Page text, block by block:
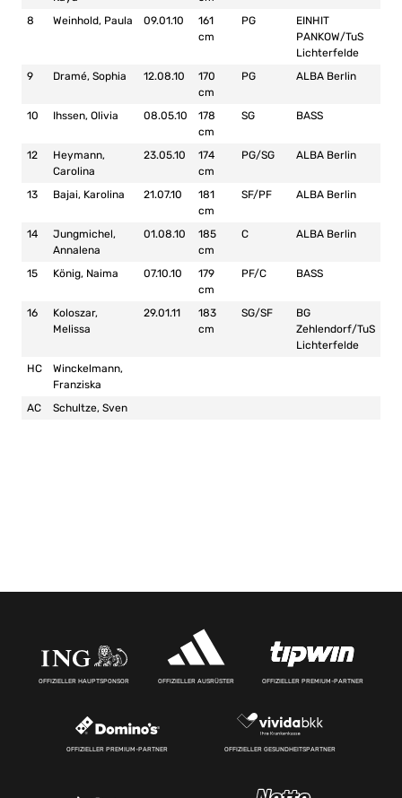
8 Weinhold, Paula 09.01.10
161
cm
PG
EINHIT
PANKOW/TuS
Lichterfelde
9
Dramé, Sophia 12.08.10
170
cm
PG ALBA Berlin
10 Ihssen, Olivia 08.05.10
178
cm
SG BASS
12
Heymann,
Carolina
23.05.10
174
cm
PG/SG ALBA Berlin
13 Bajai, Karolina 21.07.10
181
cm
SF/PF ALBA Berlin
14
Jungmichel,
Annalena
01.08.10
185
cm
C ALBA Berlin
15 König, Naima 07.10.10
179
cm
PF/C BASS
16
Koloszar,
Melissa
29.01.11
183
cm
SG/SF
BG
Zehlendorf/TuS
Lichterfelde
HC
Winckelmann,
Franziska
AC
Schultze, Sven
OFFIZIELLER HAUPTSPONSOR OFFIZIELLER AUSRÜSTER OFFIZIELLER PREMIUM-PARTNER
OFFIZIELLER PREMIUM-PARTNER OFFIZIELLER GESUNDHEITSPARTNER